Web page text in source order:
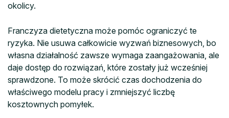
okolicy.
Franczyza dietetyczna może pomóc ograniczyć te
ryzyka. Nie usuwa całkowicie wyzwań biznesowych, bo
własna działalność zawsze wymaga zaangażowania, ale
daje dostęp do rozwiązań, które zostały już wcześniej
sprawdzone. To może skrócić czas dochodzenia do
właściwego modelu pracy i zmniejszyć liczbę
kosztownych pomyłek.